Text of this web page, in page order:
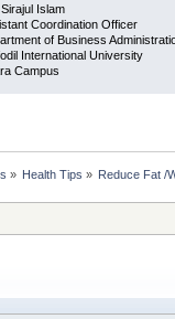
Islam
Coordination Officer
of Business
International University
Campus
» Health Tips » Reduce Fat /